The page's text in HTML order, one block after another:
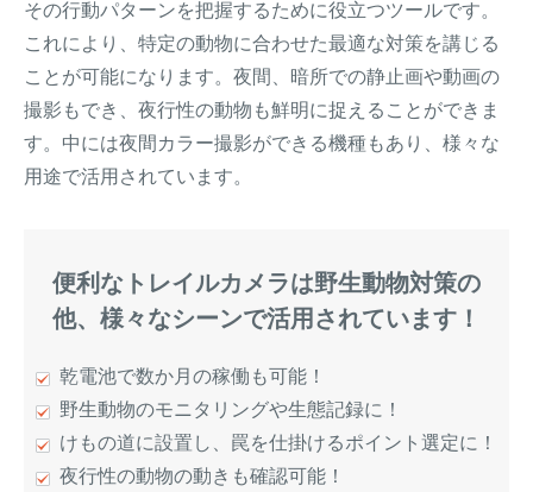
その行動パターンを把握するために役立つツールです。
これにより、特定の動物に合わせた最適な対策を講じる
ことが可能になります。夜間、暗所での静止画や動画の
撮影もでき、夜行性の動物も鮮明に捉えることができま
す。中には夜間カラー撮影ができる機種もあり、様々な
用途で活用されています。
便利なトレイルカメラは野生動物対策の
他、様々なシーンで活用されています！
乾電池で数か月の稼働も可能！
野生動物のモニタリングや生態記録に！
けもの道に設置し、罠を仕掛けるポイント選定に！
夜行性の動物の動きも確認可能！